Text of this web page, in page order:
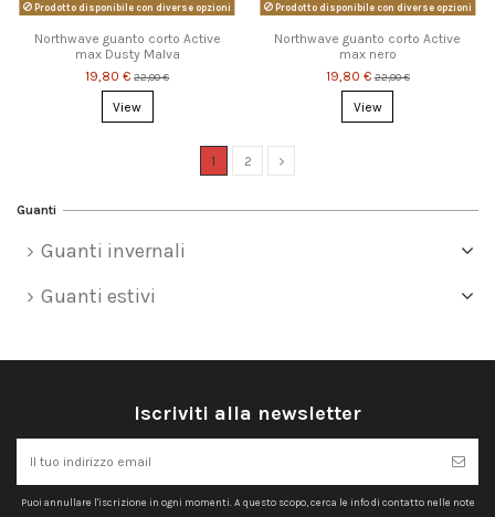
Prodotto disponibile con diverse opzioni
Northwave guanto corto Active
max Dusty Malva
19,80 € 22,00 €
View
Prodotto disponibile con diverse opzioni
Northwave guanto corto Active
max nero
19,80 € 22,00 €
View
1 2
Guanti
Guanti invernali
Guanti estivi
Iscriviti alla newsletter
Puoi annullare l'iscrizione in ogni momenti. A questo scopo, cerca le info di contatto nelle note